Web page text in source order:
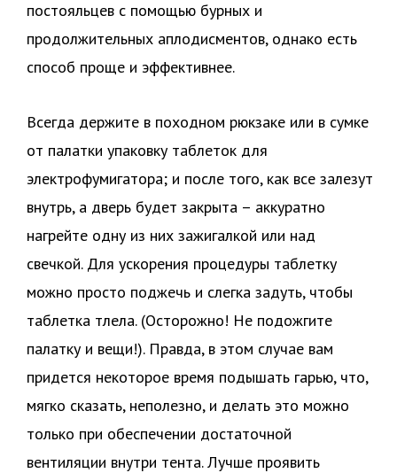
постояльцев с помощью бурных и
продолжительных аплодисментов, однако есть
способ проще и эффективнее.
Всегда держите в походном рюкзаке или в сумке
от палатки упаковку таблеток для
электрофумигатора; и после того, как все залезут
внутрь, а дверь будет закрыта – аккуратно
нагрейте одну из них зажигалкой или над
свечкой. Для ускорения процедуры таблетку
можно просто поджечь и слегка задуть, чтобы
таблетка тлела. (Осторожно! Не подожгите
палатку и вещи!). Правда, в этом случае вам
придется некоторое время подышать гарью, что,
мягко сказать, неполезно, и делать это можно
только при обеспечении достаточной
вентиляции внутри тента. Лучше проявить